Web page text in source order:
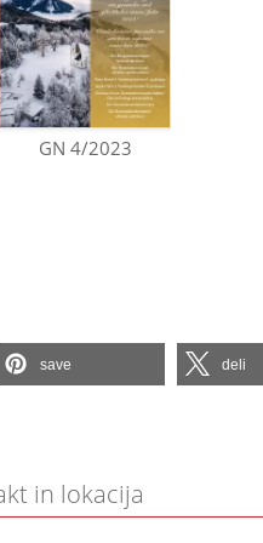
GN 4/2023
save deli
in lokacija